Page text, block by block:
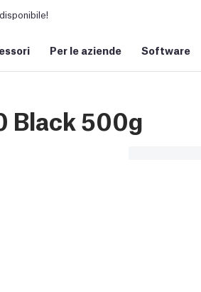
Per le aziende Software
Black 500g